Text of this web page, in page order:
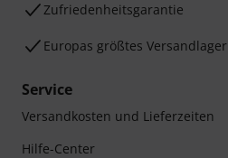
Zufriedenheitsgarantie
Europas größtes Versandlager
Service
Versandkosten und Lieferzeiten
Hilfe-Center